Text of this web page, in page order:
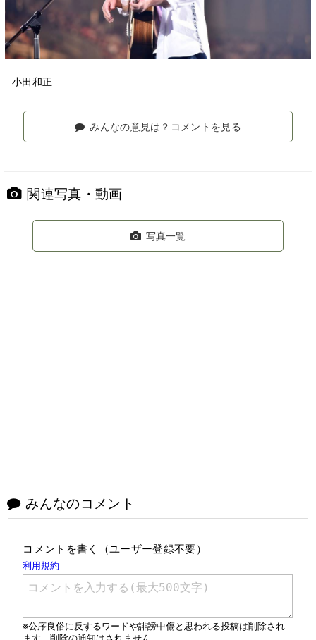
小田和正
みんなの意見は？コメントを見る
関連写真・動画
写真一覧
みんなのコメント
コメントを書く（ユーザー登録不要）